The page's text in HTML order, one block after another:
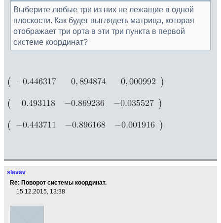
Выберите любые три из них не лежащие в одной
плоскости. Как будет выглядеть матрица, которая
отображает три орта в эти три пункта в первой
системе координат?
slavav
Re: Поворот системы координат.
15.12.2015, 13:38